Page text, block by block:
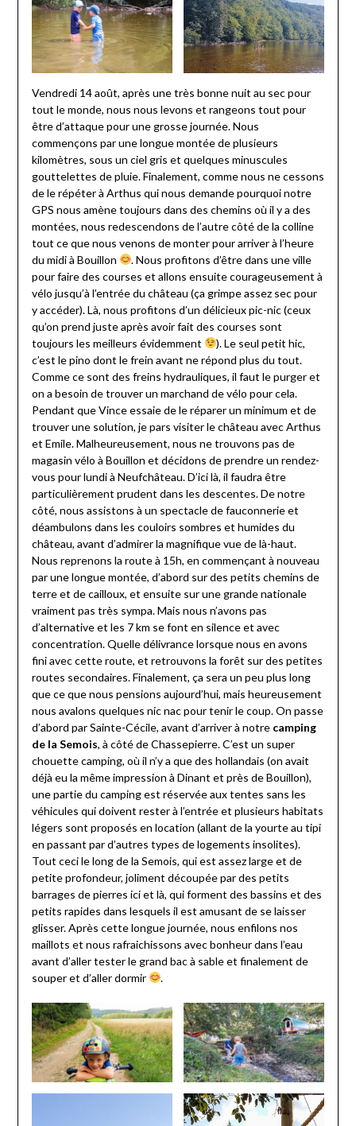
Vendredi 14 août, après une très bonne nuit au sec pour
tout le monde, nous nous levons et rangeons tout pour
être d’attaque pour une grosse journée. Nous
commençons par une longue montée de plusieurs
kilomètres, sous un ciel gris et quelques minuscules
gouttelettes de pluie. Finalement, comme nous ne cessons
de le répéter à Arthus qui nous demande pourquoi notre
GPS nous amène toujours dans des chemins où il y a des
montées, nous redescendons de l’autre côté de la colline
tout ce que nous venons de monter pour arriver à l’heure
du midi à Bouillon
. Nous profitons d’être dans une ville
pour faire des courses et allons ensuite courageusement à
vélo jusqu’à l’entrée du château (ça grimpe assez sec pour
y accéder). Là, nous profitons d’un délicieux pic-nic (ceux
qu’on prend juste après avoir fait des courses sont
toujours les meilleurs évidemment
). Le seul petit hic,
c’est le pino dont le frein avant ne répond plus du tout.
Comme ce sont des freins hydrauliques, il faut le purger et
on a besoin de trouver un marchand de vélo pour cela.
Pendant que Vince essaie de le réparer un minimum et de
trouver une solution, je pars visiter le château avec Arthus
et Emile. Malheureusement, nous ne trouvons pas de
magasin vélo à Bouillon et décidons de prendre un rendez-
vous pour lundi à Neufchâteau. D’ici là, il faudra être
particulièrement prudent dans les descentes. De notre
côté, nous assistons à un spectacle de fauconnerie et
déambulons dans les couloirs sombres et humides du
château, avant d’admirer la magnifique vue de là-haut.
Nous reprenons la route à 15h, en commençant à nouveau
par une longue montée, d’abord sur des petits chemins de
terre et de cailloux, et ensuite sur une grande nationale
vraiment pas très sympa. Mais nous n’avons pas
d’alternative et les 7 km se font en silence et avec
concentration. Quelle délivrance lorsque nous en avons
fini avec cette route, et retrouvons la forêt sur des petites
routes secondaires. Finalement, ça sera un peu plus long
que ce que nous pensions aujourd’hui, mais heureusement
nous avalons quelques nic nac pour tenir le coup. On passe
d’abord par Sainte-Cécile, avant d’arriver à notre camping
de la Semois, à côté de Chassepierre. C’est un super
chouette camping, où il n’y a que des hollandais (on avait
déjà eu la même impression à Dinant et près de Bouillon),
une partie du camping est réservée aux tentes sans les
véhicules qui doivent rester à l’entrée et plusieurs habitats
légers sont proposés en location (allant de la yourte au tipi
en passant par d’autres types de logements insolites).
Tout ceci le long de la Semois, qui est assez large et de
petite profondeur, joliment découpée par des petits
barrages de pierres ici et là, qui forment des bassins et des
petits rapides dans lesquels il est amusant de se laisser
glisser. Après cette longue journée, nous enfilons nos
maillots et nous rafraichissons avec bonheur dans l’eau
avant d’aller tester le grand bac à sable et finalement de
souper et d’aller dormir
.